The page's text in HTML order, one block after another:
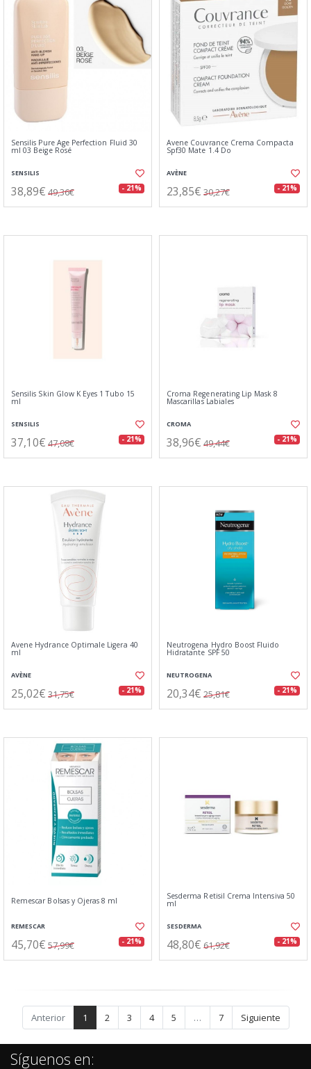
Sensilis Pure Age Perfection Fluid 30
ml 03 Beige Rosé
SENSILIS
38,89€ 49,36€ - 21%
Avene Couvrance Crema Compacta
Spf30 Mate 1.4 Do
AVÈNE
23,85€ 30,27€ - 21%
Sensilis Skin Glow K Eyes 1 Tubo 15
ml
SENSILIS
37,10€ 47,08€ - 21%
Croma Regenerating Lip Mask 8
Mascarillas Labiales
CROMA
38,96€ 49,44€ - 21%
Avene Hydrance Optimale Ligera 40
ml
AVÈNE
25,02€ 31,75€ - 21%
Neutrogena Hydro Boost Fluido
Hidratante SPF 50
NEUTROGENA
20,34€ 25,81€ - 21%
Remescar Bolsas y Ojeras 8 ml
REMESCAR
45,70€ 57,99€ - 21%
Sesderma Retisil Crema Intensiva 50
ml
SESDERMA
48,80€ 61,92€ - 21%
Anterior 1 2 3 4 5 … 7 Siguiente
Síguenos en: